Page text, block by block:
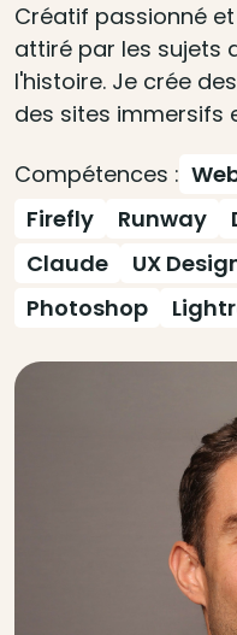
Créatif passionné
attiré par les sujets
l'histoire. Je crée
des sites immersifs
Compétences :
Firefly
Runway
Claude
UX
Photoshop